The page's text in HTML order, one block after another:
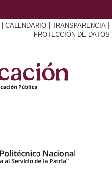
CALENDARIO TRANSPARENCIA
PROTECCIÓN DE DATOS